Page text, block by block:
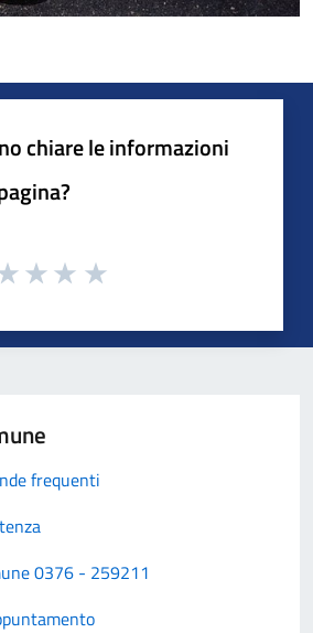
chiare le informazioni
frequenti
0376 - 259211